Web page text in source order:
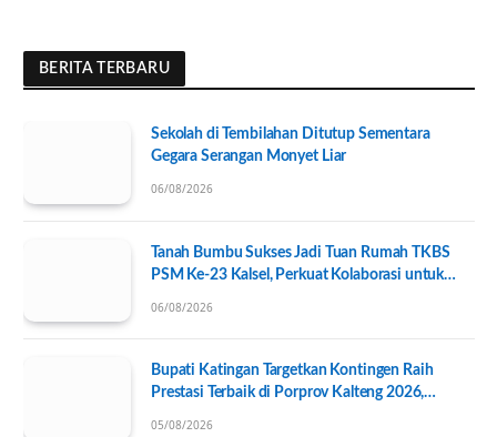
BERITA TERBARU
Sekolah di Tembilahan Ditutup Sementara
Gegara Serangan Monyet Liar
06/08/2026
Tanah Bumbu Sukses Jadi Tuan Rumah TKBS
PSM Ke-23 Kalsel, Perkuat Kolaborasi untuk
06/08/2026
Bupati Katingan Targetkan Kontingen Raih
Prestasi Terbaik di Porprov Kalteng 2026,
05/08/2026